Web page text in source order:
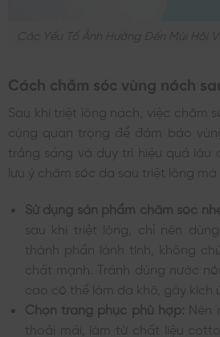
Các Yếu Tố Ảnh Hưởng Đến Mùi Hôi
Cách chăm sóc vùng nách
Sau khi triệt lông nách, việc chăm
cùng quan trọng để đảm bảo
trắng sáng và duy trì hiệu quả lâu
lưu ý chăm sóc da sau triệt lông mà
Sử dụng sản phẩm chăm sóc
sau khi triệt lông, chỉ nên
thành phần lành tính, không
chất mạnh. Tránh dùng nước
cao có thể làm da khô, gây kích
Chọn trang phục phù hợp: Nên
thoải mái, làm từ chất liệu